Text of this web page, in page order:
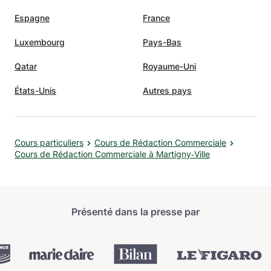
Espagne France
Luxembourg Pays-Bas
Qatar Royaume-Uni
États-Unis Autres pays
Cours particuliers
Cours de Rédaction Commerciale
Cours de Rédaction Commerciale à Martigny‑Ville
Présenté dans la presse par